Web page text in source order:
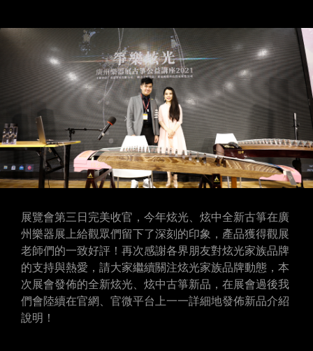
展覽會第三日完美收官，今年炫光、炫中全新古箏在廣
州樂器展上給觀眾們留下了深刻的印象，產品獲得觀展
老師們的一致好評！再次感謝各界朋友對炫光家族品牌
的支持與熱愛，請大家繼續關注炫光家族品牌動態，本
次展會發佈的全新炫光、炫中古箏新品，在展會過後我
們會陸續在官網、官微平台上一一詳細地發佈新品介紹
說明！